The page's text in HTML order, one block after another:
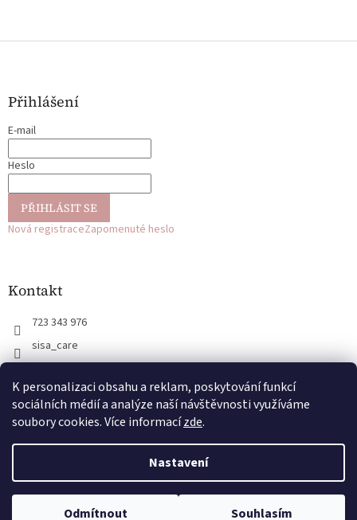
K personalizaci obsahu a reklam, poskytování funkcí
sociálních médií a analýze naší návštěvnosti využíváme
soubory cookies. Více informacízde.
Nastavení
Odmítnout Souhlasím
Z
Přihlášení
E-mail
Heslo
PŘIHLÁSIT SE
Nová registraceZapomenuté heslo
Kontakt
723 343 976
sisa_care
@sisa_care
Copyright 2026SISA CARE. Všechna práva vyhrazena.Upravit